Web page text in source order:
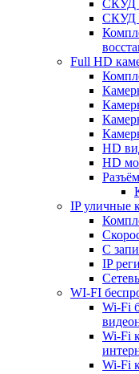
СКУД
СКУД
Full HD
HD
HD
IP уличные
С
IP
WI-FI
Wi-Fi
Wi-Fi
Wi-Fi